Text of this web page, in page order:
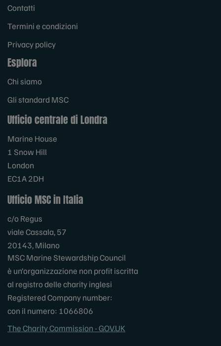
Contatti
Termini e condizioni
Privacy policy
Esplora
Chi siamo
Gli standard MSC
Ufficio centrale di Londra
Marine House
1 Snow Hill
London
EC1A 2DH
Ufficio MSC in Italia
c/o Regus
viale Cassala, 57
20143, Milano
MSC Marine Stewardship Council
è un’organizzazione non profit iscritta
al registro delle charity inglesi
Registered Company number:
con il numero: 1066806
The Charity Commission - GOV.UK